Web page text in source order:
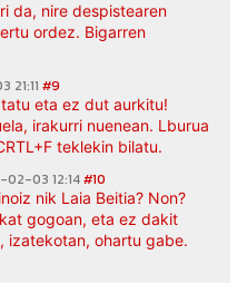
da, nire despistearen
ordez. Bigarren
21:11 #9
eta ez dut aurkitu!
irakurri nuenean. Lburua
teklekin bilatu.
02-03 12:14#10
nik Laia Beitia? Non?
gogoan, eta ez dakit
izatekotan, ohartu gabe.